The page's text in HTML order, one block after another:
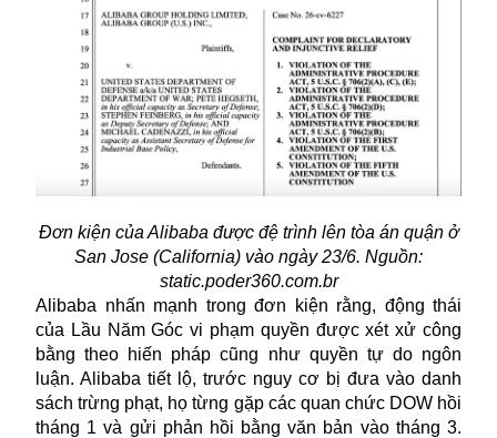
Đơn kiện của Alibaba được đệ trình lên tòa án quận ở
San Jose (California) vào ngày 23/6. Nguồn:
static.poder360.com.br
Alibaba nhấn mạnh trong đơn kiện rằng, động thái
của Lầu Năm Góc vi phạm quyền được xét xử công
bằng theo hiến pháp cũng như quyền tự do ngôn
luận. Alibaba tiết lộ, trước nguy cơ bị đưa vào danh
sách trừng phạt, họ từng gặp các quan chức DOW hồi
tháng 1 và gửi phản hồi bằng văn bản vào tháng 3.